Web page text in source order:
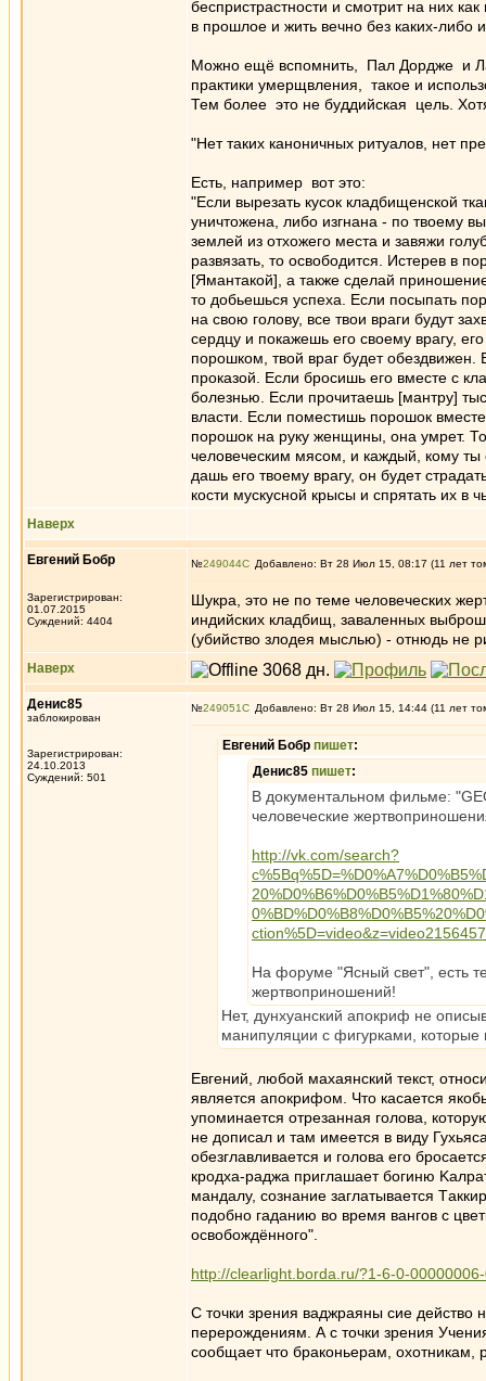
беспристрастности и смотрит на них
в прошлое и жить вечно без каких-либо
Можно ещё вспомнить, Пал Дордже и
практики умерщвления, такое и
Тем более это не буддийская цель.
"Нет таких каноничных ритуалов, нет
Есть, например вот это:
"Если вырезать кусок кладбищенской
уничтожена, либо изгнана - по твоему
землей из отхожего места и завяжи
развязать, то освободится. Истерев в
[Ямантакой], а также сделай
то добьешься успеха. Если посыпать
на свою голову, все твои враги будут
сердцу и покажешь его своему врагу,
порошком, твой враг будет
проказой. Если бросишь его вместе с
болезнью. Если прочитаешь [мантру]
власти. Если поместишь порошок
порошок на руку женщины, она умрет.
человеческим мясом, и каждый, кому
дашь его твоему врагу, он будет
кости мускусной крысы и спрятать их в
Наверх
Евгений Бобр
Зарегистрирован:
01.07.2015
Суждений: 4404
№249044 Добавлено: Вт 28 Июл 15, 08:17 (11 лет
Шукра, это не по теме человеческих
индийских кладбищ, заваленных
(убийство злодея мыслью) - отнюдь не
Наверх
Денис85
заблокирован
Зарегистрирован:
24.10.2013
Суждений: 501
№249051 Добавлено: Вт 28 Июл 15, 14:44 (11 лет
Евгений Бобр пишет:
Денис85 пишет:
В документальном фильме:
человеческие
http://vk.com/search?
На форуме "Ясный свет", есть
жертвоприношений!
Нет, дунхуанский апокриф не
манипуляции с фигурками,
Евгений, любой махаянский текст,
является апокрифом. Что касается
упоминается отрезанная голова,
не дописал и там имеется в виду
обезглавливается и голова его
кродха-раджа приглашает богиню
мандалу, сознание заглатывается
подобно гаданию во время вангов с
освобождённого".
http://clearlight.borda.ru/?1-6-0-
С точки зрения ваджраяны сие действо
перерождениям. А с точки зрения
сообщает что браконьерам,